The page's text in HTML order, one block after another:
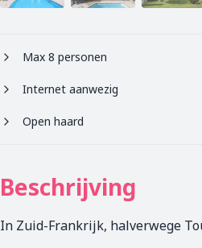
Max 8 personen
Internet aanwezig
Open haard
Beschrijving
In Zuid-Frankrijk, halverwege